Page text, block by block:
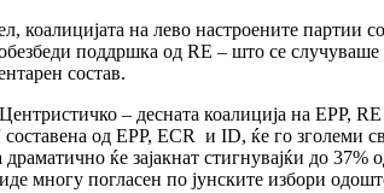
коалицијата на лево настроените
поддршка од RE – што се
состав.
– десната коалиција на EPP,
од EPP, ECR и ID, ќе го зголеми
ќе зајакнат стигнувајќи до
многу погласен по јунските избори